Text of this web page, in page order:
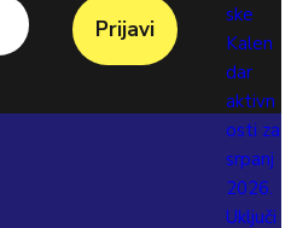
ske
Kalen
dar
aktivn
osti za
srpanj
2026.
Uključi
Prijavi